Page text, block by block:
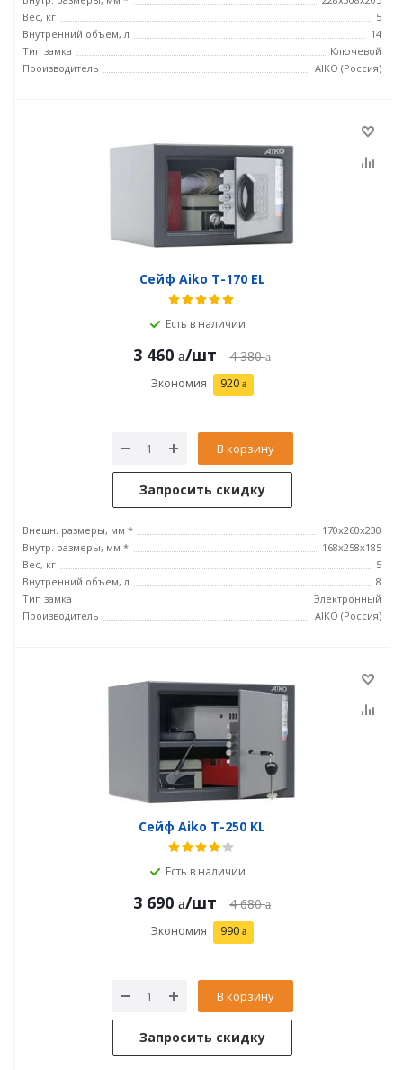
Вес, кг
5
Внутренний объем, л
14
Тип замка
Ключевой
Производитель
AIKO (Россия)
Сейф Aiko T-170 EL
Есть в наличии
3 460 /шт 4 380
Экономия 920
В корзину
Запросить скидку
Внешн. размеры, мм *
170x260x230
Внутр. размеры, мм *
168x258x185
Вес, кг
5
Внутренний объем, л
8
Тип замка
Электронный
Производитель
AIKO (Россия)
Сейф Aiko T-250 KL
Есть в наличии
3 690 /шт 4 680
Экономия 990
В корзину
Запросить скидку